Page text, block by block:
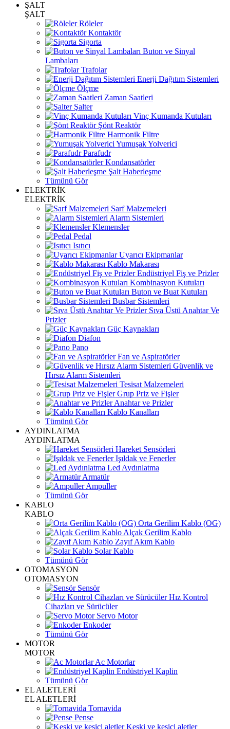
ŞALT
ŞALT
Röleler
Kontaktör
Sigorta
Buton ve Sinyal
Lambaları
Trafolar
Enerji Dağıtım Sistemleri
Ölçme
Zaman Saatleri
Şalter
Vinç Kumanda Kutuları
Şönt Reaktör
Harmonik Filtre
Yumuşak Yolverici
Parafudr
Kondansatörler
Şalt Haberleşme
Tümünü Gör
ELEKTRİK
ELEKTRİK
Sarf Malzemeleri
Alarm Sistemleri
Klemensler
Pedal
Isıtıcı
Uyarıcı Ekipmanlar
Kablo Makarası
Endüstriyel Fiş ve Prizler
Kombinasyon Kutuları
Buton ve Buat Kutuları
Busbar Sistemleri
Sıva Üstü Anahtar Ve
Prizler
Güç Kaynakları
Diafon
Pano
Fan ve Aspiratörler
Güvenlik ve
Hırsız Alarm Sistemleri
Tesisat Malzemeleri
Grup Priz ve Fişler
Anahtar ve Prizler
Kablo Kanalları
Tümünü Gör
AYDINLATMA
AYDINLATMA
Hareket Sensörleri
Işıldak ve Fenerler
Led Aydınlatma
Armatür
Ampuller
Tümünü Gör
KABLO
KABLO
Orta Gerilim Kablo (OG)
Alçak Gerilim Kablo
Zayıf Akım Kablo
Solar Kablo
Tümünü Gör
OTOMASYON
OTOMASYON
Sensör
Hız Kontrol
Cihazları ve Sürücüler
Servo Motor
Enkoder
Tümünü Gör
MOTOR
MOTOR
Ac Motorlar
Endüstriyel Kaplin
Tümünü Gör
EL ALETLERİ
EL ALETLERİ
Tornavida
Pense
Keski ve kesici aletler